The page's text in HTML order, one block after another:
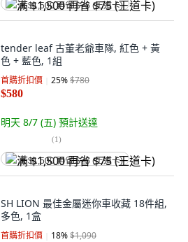
满 $1,500 再省 $75 (王道卡)
tender leaf 古董老爺車隊, 紅色 + 黃
色 + 藍色, 1組
首購折扣價 25%$780
$580
明天 8/7 (五) 預計送達
(1)
满 $1,500 再省 $75 (王道卡)
SH LION 最佳金屬迷你車收藏 18件組,
多色, 1盒
首購折扣價 18%$1,090